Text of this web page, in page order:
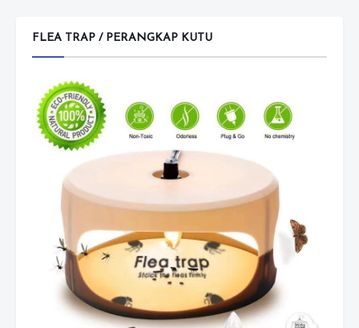
FLEA TRAP / PERANGKAP KUTU